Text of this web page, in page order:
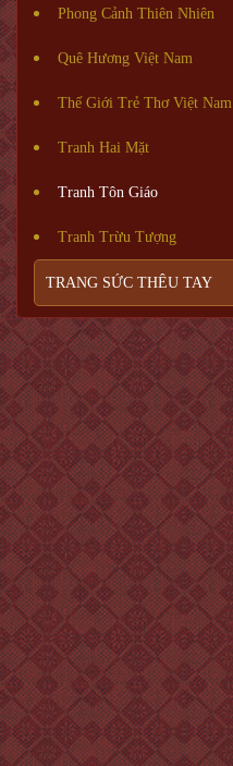
Phong Cảnh Thiên Nhiên
Quê Hương Việt Nam
Thế Giới Trẻ Thơ Việt Nam
Tranh Hai Mặt
Tranh Tôn Giáo
Tranh Trừu Tượng
TRANG SỨC THÊU TAY